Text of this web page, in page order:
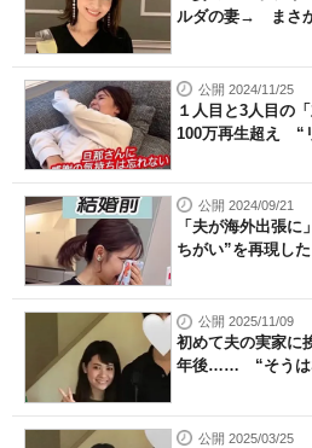
ルダの妻→ まさ
公開 2024/11/25
１人目と3人目の
100万再生超え “
公開 2024/09/21
「夫が海外出張
ちがい”を再現
公開 2025/11/09
初めて夫の実家に
年後…… “そうは
公開 2025/03/25